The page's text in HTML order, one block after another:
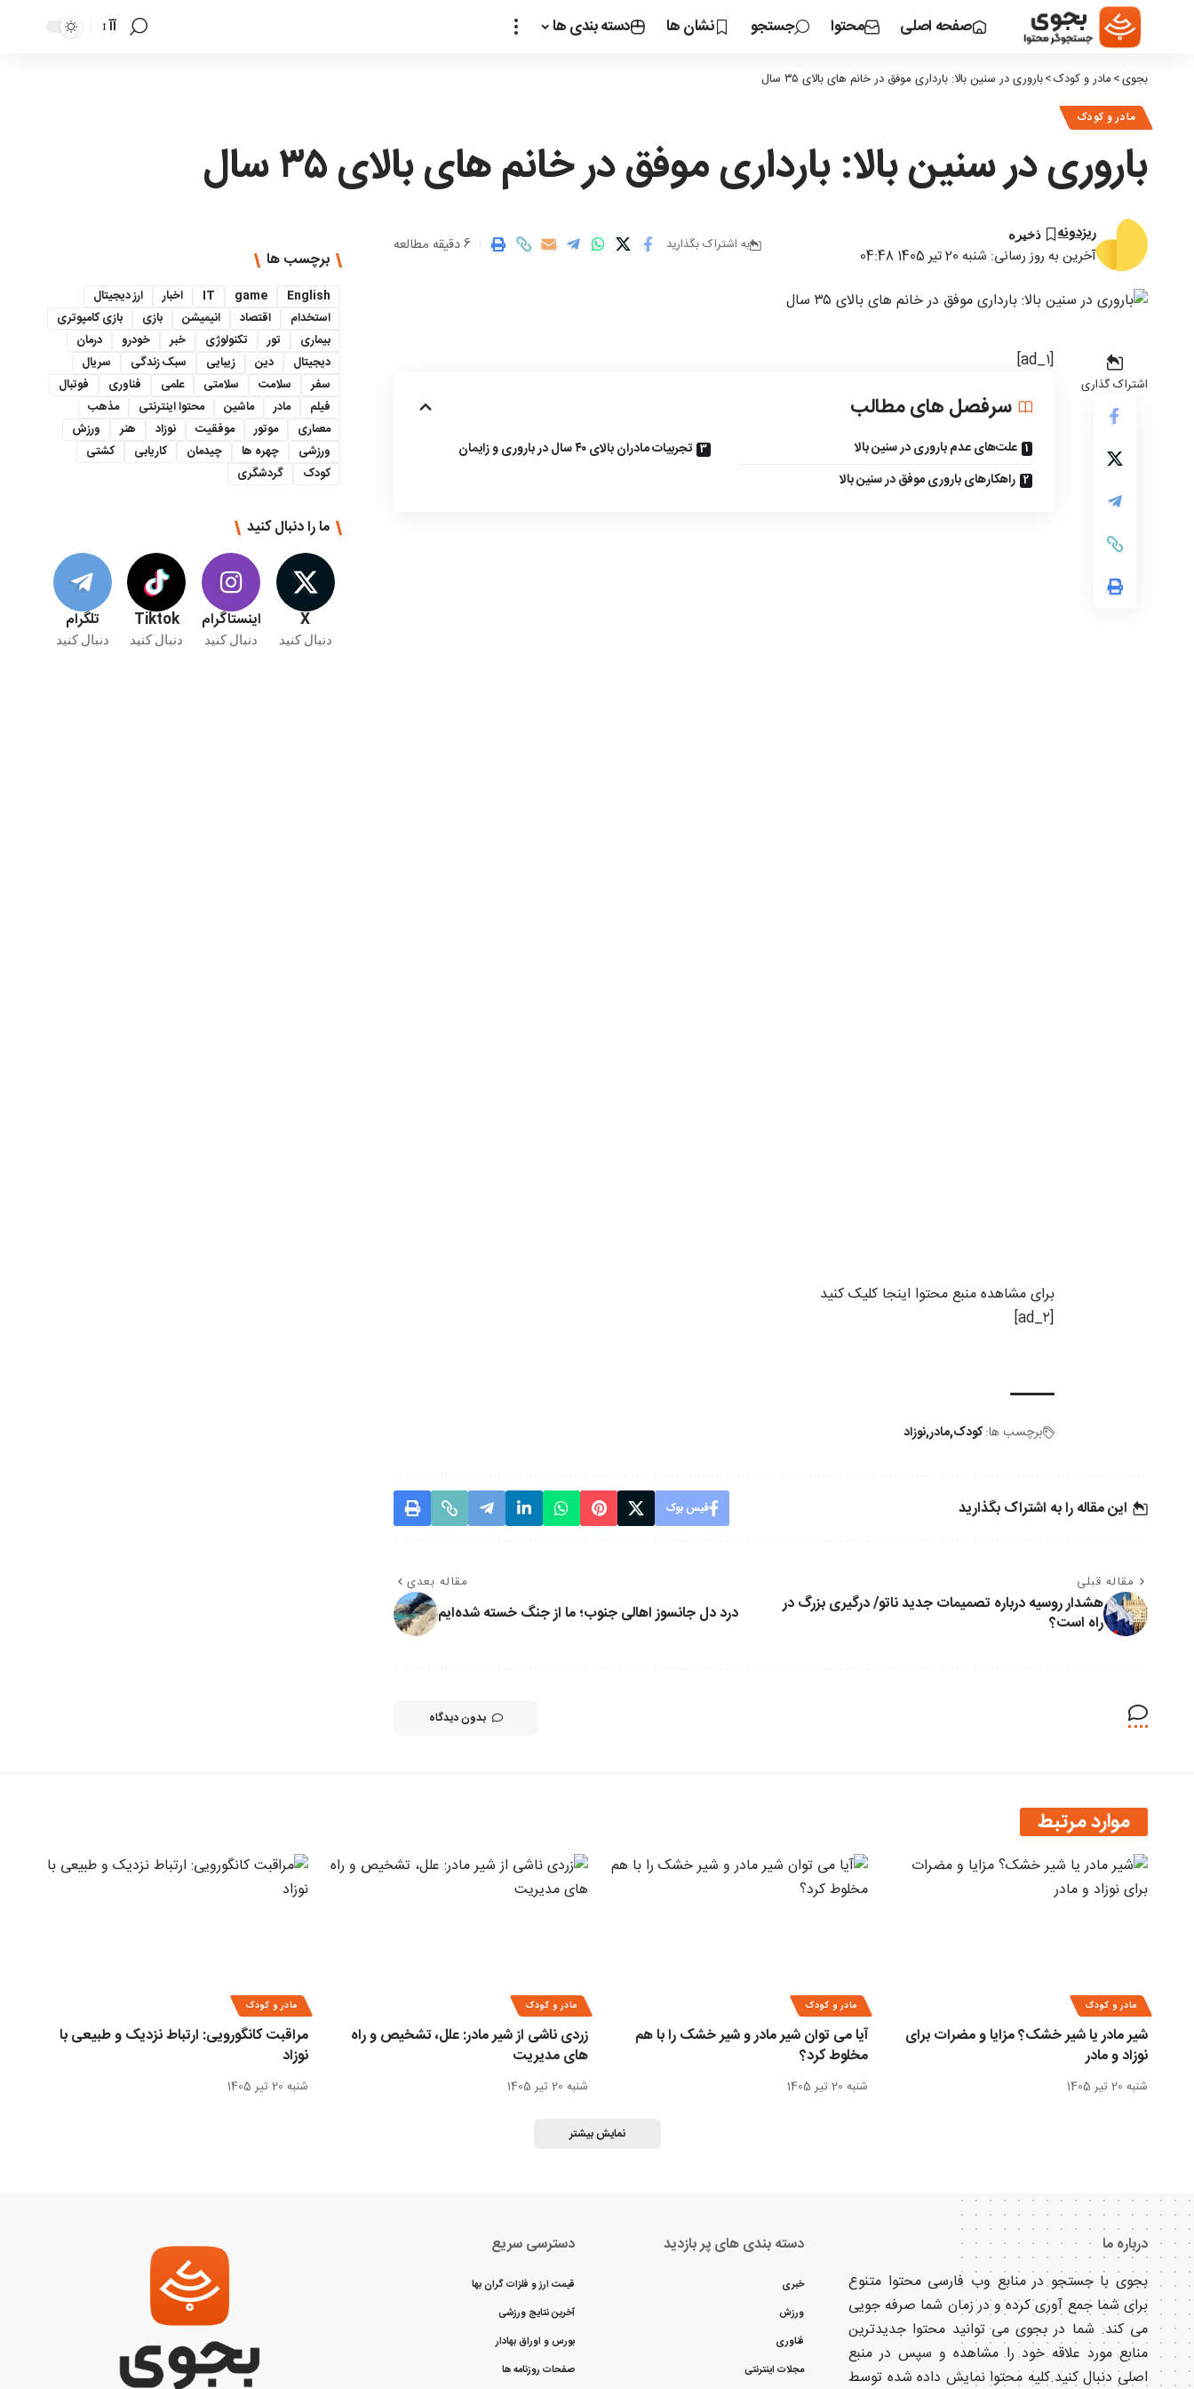
صفحه اصلی محتوا جستجو نشان ها دسته بندی ها
تغییر
آآ
بجوی>مادر و کودک>باروری در سنین بالا: بارداری موفق در خانم های بالای ۳۵ سال
مادر و کودک
باروری در سنین بالا: بارداری موفق در خانم های بالای ۳۵ سال
آخرین به روز رسانی: شنبه 20 تیر 1405 04:48
ریزدونه به اشتراک بگذارید 6 دقیقه مطالعه
اشتراک گذاری
[ad_۱]
سرفصل های مطالب
علت‌های عدم باروری در سنین بالا
راهکارهای باروری موفق در سنین بالا
تجربیات مادران بالای ۴۰ سال در باروری و زایمان
برای مشاهده منبع محتوا اینجا کلیک کنید
[ad_۲]
برچسب ها:کودک مادرنوزاد
این مقاله را به اشتراک بگذارید فیس بوک
مقاله قبلی
هشدار روسیه درباره تصمیمات جدید ناتو/ درگیری بزرگ در
راه است؟
مقاله بعدی
درد دل جانسوز اهالی جنوب؛ ما از جنگ خسته شده‌ایم
بدون دیدگاه
برچسب ها
English
game
IT اخبار
ارز دیجیتال
استخدام
اقتصاد انیمیشن بازی
بازی کامپوتری
بیماری
تور تکنولوژی خبر خودرو
درمان
دیجیتال
دین زیبایی سبک زندگی
سریال
سفر
سلامت سلامتی علمی فناوری
فوتبال
فیلم
مادر ماشین محتوا اینترنتی
مذهب
معماری
موتور موفقیت نوزاد هنر
ورزش
ورزشی
چهره ها چیدمان کاریابی
کشتی
کودک
گردشگری
ما را دنبال کنید
X
دنبال کنید
اینستاگرام
دنبال کنید
Tiktok
دنبال کنید
تلگرام
دنبال کنید
موارد مرتبط
مادر و کودک
شیر مادر یا شیر خشک؟ مزایا و مضرات برای
نوزاد و مادر
شنبه 20 تیر 1405
مادر و کودک
آیا می توان شیر مادر و شیر خشک را با هم
مخلوط کرد؟
شنبه 20 تیر 1405
مادر و کودک
زردی ناشی از شیر مادر: علل، تشخیص و راه‌
های مدیریت
شنبه 20 تیر 1405
مادر و کودک
مراقبت کانگورویی: ارتباط نزدیک و طبیعی با
نوزاد
شنبه 20 تیر 1405
نمایش بیشتر
درباره ما
بجوی با جستجو در منابع وب فارسی محتوا متنوع
برای شما جمع آوری کرده و در زمان شما صرفه جویی
می کند. شما در بجوی می توانید محتوا جدیدترین
منابع مورد علاقه خود را مشاهده و سپس در منبع
اصلی دنبال کنید.کلیه محتوا نمایش داده شده توسط
دسته بندی های پر بازدید
خبری
ورزش
فناوری
مجلات اینترنتی
دسترسی سریع
قیمت ارز و فلزات گران بها
آخرین نتایج ورزشی
بورس و اوراق بهادار
صفحات روزنامه ها